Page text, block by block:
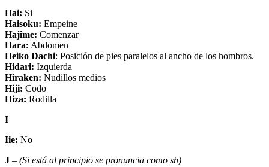
Hai: Si
Haisoku: Empeine
Hajime: Comenzar
Hara: Abdomen
Heiko Dachi: Posición de pies paralelos al ancho de los hombros.
Hidari: Izquierda
Hiraken: Nudillos medios
Hiji: Codo
Hiza: Rodilla
I
Iie: No
J – (Si está al principio se pronuncia como sh)